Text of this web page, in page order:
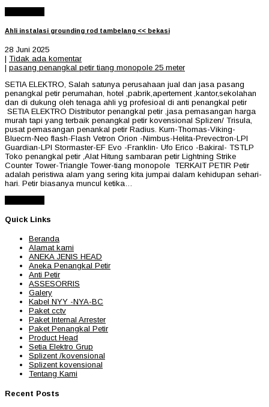
Ahli instalasi grounding rod tambelang << bekasi
28 Juni 2025
| Tidak ada komentar
| pasang penangkal petir tiang monopole 25 meter
SETIA ELEKTRO, Salah satunya perusahaan jual dan jasa pasang
penangkal petir perumahan, hotel ,pabrik,apertement ,kantor,sekolahan
dan di dukung oleh tenaga ahli yg profesioal di anti penangkal petir
SETIA ELEKTRO Distributor penangkal petir ,jasa pemasangan harga
murah tapi yang terbaik penangkal petir kovensional Splizen/ Trisula,
pusat pemasangan penankal petir Radius. Kurn-Thomas-Viking-
Bluecrn-Neo flash-Flash Vetron Orion -Nimbus-Helita-Prevectron-LPI
Guardian-LPI Stormaster-EF Evo -Franklin- Ufo Erico -Bakiral- TSTLP
Toko penangkal petir ,Alat Hitung sambaran petir Lightning Strike
Counter Tower-Triangle Tower-tiang monopole TERKAIT PETIR Petir
adalah peristiwa alam yang sering kita jumpai dalam kehidupan sehari-
hari. Petir biasanya muncul ketika…
Quick Links
Beranda
Alamat kami
ANEKA JENIS HEAD
Aneka Penangkal Petir
Anti Petir
ASSESORRIS
Galery
Kabel NYY -NYA-BC
Paket cctv
Paket Internal Arrester
Paket Penangkal Petir
Product Head
Setia Elektro Grup
Splizent /kovensional
Splizent kovensional
Tentang Kami
Recent Posts